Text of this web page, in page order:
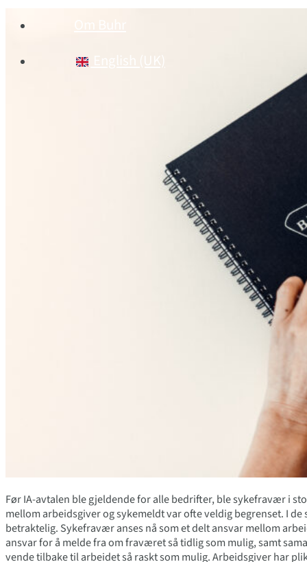
English (UK)
Før IA-avtalen ble gjeldende for alle bedrifter, ble sykefravær i
mellom arbeidsgiver og sykemeldt var ofte veldig begrenset. I de
betraktelig. Sykefravær anses nå som et delt ansvar mellom
ansvar for å melde fra om fraværet så tidlig som mulig, samt
vende tilbake til arbeidet så raskt som mulig. Arbeidsgiver har